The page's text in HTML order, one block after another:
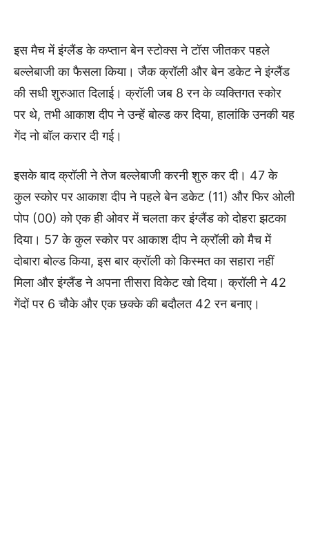
इस मैच में इंग्लैंड के कप्तान बेन स्टोक्स ने टॉस जीतकर पहले
बल्लेबाजी का फैसला किया। जैक क्रॉली और बेन डकेट ने इंग्लैंड
की सधी शुरुआत दिलाई। क्रॉली जब 8 रन के व्यक्तिगत स्कोर
पर थे, तभी आकाश दीप ने उन्हें बोल्ड कर दिया, हालांकि उनकी यह
गेंद नो बॉल करार दी गई।
इसके बाद क्रॉली ने तेज बल्लेबाजी करनी शुरु कर दी। 47 के
कुल स्कोर पर आकाश दीप ने पहले बेन डकेट (11) और फिर ओली
पोप (00) को एक ही ओवर में चलता कर इंग्लैंड को दोहरा झटका
दिया। 57 के कुल स्कोर पर आकाश दीप ने क्रॉली को मैच में
दोबारा बोल्ड किया, इस बार क्रॉली को किस्मत का सहारा नहीं
मिला और इंग्लैंड ने अपना तीसरा विकेट खो दिया। क्रॉली ने 42
गेंदों पर 6 चौके और एक छक्के की बदौलत 42 रन बनाए।